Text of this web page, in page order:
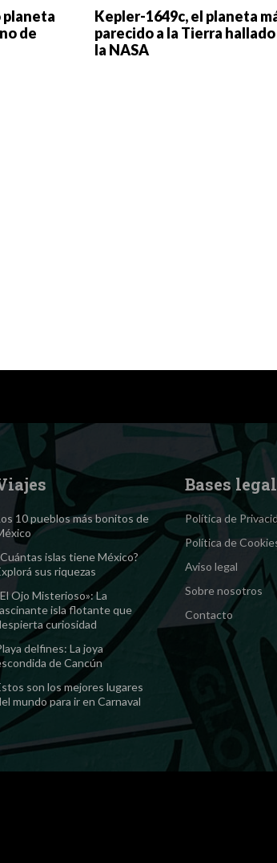
planeta
de
Kepler-1649c, el planeta
parecido a la Tierra
la NASA
10 pueblos más bonitos de
islas tiene México?
sus riquezas
Ojo Misterioso»: La
isla flotante que
curiosidad
delfines: La joya
de Cancún
son los mejores lugares
mundo para ir en Carnaval
Bases
Política de
Política de
Aviso legal
Sobre nosotros
Contacto